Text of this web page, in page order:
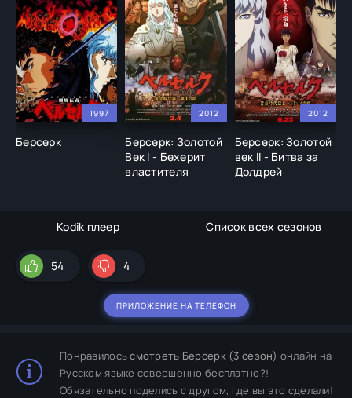
1997
Берсерк
2012
Берсерк: Золотой
Век I - Бехерит
властителя
2012
Берсерк: Золотой
век II - Битва за
Долдрей
Kodik плеер Список всех сезонов
54 4
ПРИЛОЖЕНИЕ НА ТЕЛЕФОН
Понравилосьсмотреть Берсерк (3 сезон) онлайн на
Русском языке совершенно бесплатно?!
Обязательно поделись с другом, где вы это сделали!